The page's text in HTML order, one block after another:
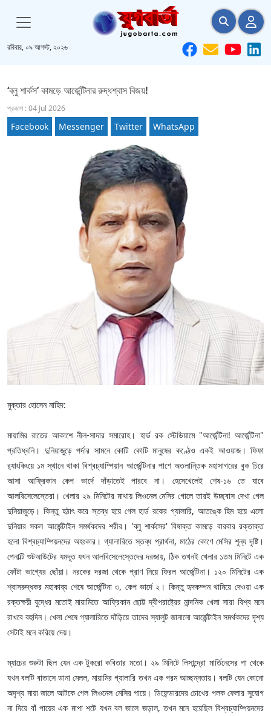
রবিবার, ০৯ আগস্ট, ২০২৬
‘ব্লু শার্কস’ কামড়ে আর্জেন্টিনার রুদ্ধশ্বাস বিজয়!
প্রকাশ : 04 Jul 2026
Facebook Messenger Twitter WhatsApp
মুক্তার হোসেন নাহিদ:
মায়ামির রাতের আকাশে নীল-সাদার সমারোহ। হার্ড রক স্টেডিয়ামে "আর্জেন্টিনা! আর্জেন্টিনা"
প্রতিধ্বনি। দুনিয়াজুড়ে পর্দার সামনে কোটি কোটি মানুষের কণ্ঠেও একই আওয়াজ। ফিফা
র‌্যাংকিংয়ে ১ম স্থানে থাকা বিশ্বচ্যাম্পিয়ান আর্জেন্টিনার পাশে অতলান্তিক মহাসাগরের বুক চিরে
আসা আফ্রিকান কেপ ভার্দে দাঁড়াতেই পারবে না। হেসেখেলেই শেষ-১৬ তে যাবে
আলবিসেলেস্তেরা। খেলার ২৯ মিনিটের মাথায় লিওনেল মেসির গোলে তারই উচ্ছ্বাস দেখা গেল
দুনিয়াজুড়ে। কিন্তু হঠাৎ করে স্তব্ধ হয়ে গেল হার্ড রকের গ্যালারি, আতঙ্কে হিম হয়ে এলো
দুনিয়ার সকল আর্জেন্টাইন সমর্থকদের শরীর। 'ব্লু শার্কসের' বিষাক্ত কামড়ে বারবার রক্তাক্ত
হলো বিশ্বচ্যাম্পিয়নদের অহংকার। গ্যালারিতে স্তব্ধ প্রার্থনা, মাঠের কোণে মেসির শূন্য দৃষ্টি।
পেনাল্টি শুটআউটের যমদূত যখন আলবিসেলেস্তেদের দরজায়, ঠিক তখনই খেলার ১তম মিনিটে এক
ফোঁটা ভাগ্যের ছোঁয়া। নরকের দরজা থেকে প্রাণ নিয়ে ফিরল আর্জেন্টিনা। ১২০ মিনিটের এক
শ্বাসরুদ্ধকর মহাকাব্য শেষে আর্জেন্টিনা ৩, কেপ ভার্দে ২। কিন্তু হৃদকম্পন থামিয়ে দেওয়া এক
রক্তক্ষয়ী যুদ্ধের মতোই মায়ামিতে আফ্রিকান ছোট্ট দ্বীপরাষ্ট্রের নান্দনিক খেলা সারা বিশ্ব মনে
রাখবে বহুদিন। খেলা শেষে গ্যালারিতে দাঁড়িয়ে তাদের স্যালুট জানানো আর্জেন্টাইন সমর্থকদের দৃশ্য
সেটাই মনে করিয়ে দেয়।
ম্যাচের শুরুটা ছিল যেন এক টুকরো কবিতার মতো। ২৯ মিনিটে লিসান্দ্রো মার্তিনেসের পা থেকে
যখন বলটি বাতাসে ডানা মেলল, মায়ামির গ্যালারি তখন এক পরম আচ্ছন্নতায়। বলটি যেন কোনো
অদৃশ্য মায়া জালে আটকে গেল লিওনেল মেসির পায়ে। ডিফেন্ডারদের চোখের পলক ফেলার সুযোগ
না দিয়ে বাঁ পায়ের এক মাপা শটে যখন বল জালে জড়াল, তখন মনে হয়েছিল বিশ্বচ্যাম্পিয়নদের